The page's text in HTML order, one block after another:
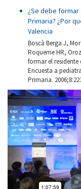
¿Se debe
Primaria? ¿Por
Valencia
Boscà Berga J,
Roqueme HR,
formar el
Encuesta a
Primaria.